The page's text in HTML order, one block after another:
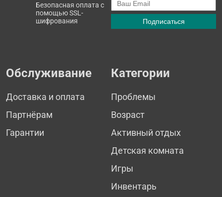
Безопасная оплата с
помощью SSL-
шифрования
Обслуживание
Доставка и оплата
Партнёрам
Гарантии
Категории
Проблемы
Возраст
Активный отдых
Детская комната
Игры
Инвентарь